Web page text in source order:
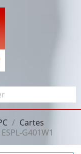
Cartes
G401W1